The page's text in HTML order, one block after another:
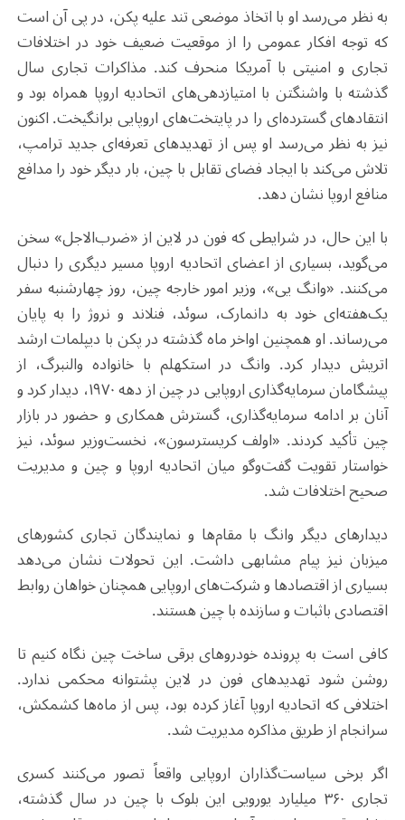
به نظر می‌رسد او با اتخاذ موضعی تند علیه پکن، در پی آن است
که توجه افکار عمومی را از موقعیت ضعیف خود در اختلافات
تجاری و امنیتی با آمریکا منحرف کند. مذاکرات تجاری سال
گذشته با واشنگتن با امتیازدهی‌های اتحادیه اروپا همراه بود و
انتقادهای گسترده‌ای را در پایتخت‌های اروپایی برانگیخت. اکنون
نیز به نظر می‌رسد او پس از تهدیدهای تعرفه‌ای جدید ترامپ،
تلاش می‌کند با ایجاد فضای تقابل با چین، بار دیگر خود را مدافع
منافع اروپا نشان دهد.
با این حال، در شرایطی که فون در لاین از «ضرب‌الاجل» سخن
می‌گوید، بسیاری از اعضای اتحادیه اروپا مسیر دیگری را دنبال
می‌کنند. «وانگ یی»، وزیر امور خارجه چین، روز چهارشنبه سفر
یک‌هفته‌ای خود به دانمارک، سوئد، فنلاند و نروژ را به پایان
می‌رساند. او همچنین اواخر ماه گذشته در پکن با دیپلمات ارشد
اتریش دیدار کرد. وانگ در استکهلم با خانواده والنبرگ، از
پیشگامان سرمایه‌گذاری اروپایی در چین از دهه ۱۹۷۰، دیدار کرد و
آنان بر ادامه سرمایه‌گذاری، گسترش همکاری و حضور در بازار
چین تأکید کردند. «اولف کریسترسون»، نخست‌وزیر سوئد، نیز
خواستار تقویت گفت‌وگو میان اتحادیه اروپا و چین و مدیریت
صحیح اختلافات شد.
دیدارهای دیگر وانگ با مقام‌ها و نمایندگان تجاری کشورهای
میزبان نیز پیام مشابهی داشت. این تحولات نشان می‌دهد
بسیاری از اقتصادها و شرکت‌های اروپایی همچنان خواهان روابط
اقتصادی باثبات و سازنده با چین هستند.
کافی است به پرونده خودروهای برقی ساخت چین نگاه کنیم تا
روشن شود تهدیدهای فون در لاین پشتوانه محکمی ندارد.
اختلافی که اتحادیه اروپا آغاز کرده بود، پس از ماه‌ها کشمکش،
سرانجام از طریق مذاکره مدیریت شد.
اگر برخی سیاست‌گذاران اروپایی واقعاً تصور می‌کنند کسری
تجاری ۳۶۰ میلیارد یورویی این بلوک با چین در سال گذشته،